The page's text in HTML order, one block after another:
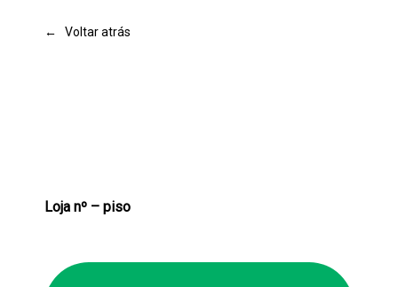
← Voltar atrás
Loja nº – piso